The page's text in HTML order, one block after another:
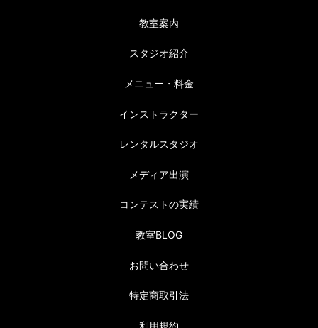
教室案内
スタジオ紹介
メニュー・料金
インストラクター
レンタルスタジオ
メディア出演
コンテストの実績
教室BLOG
お問い合わせ
特定商取引法
利用規約